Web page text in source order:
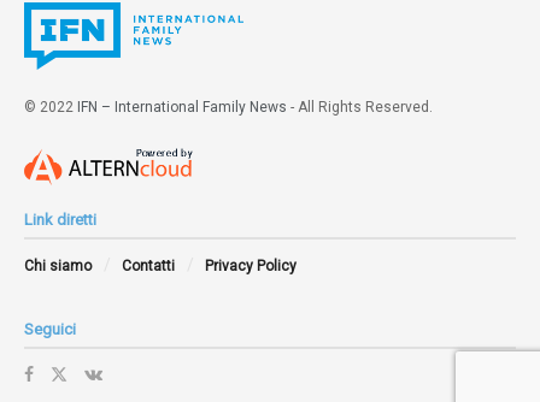
© 2022 IFN – International Family News - All Rights Reserved.
Link diretti
Chi siamo Contatti Privacy Policy
Seguici